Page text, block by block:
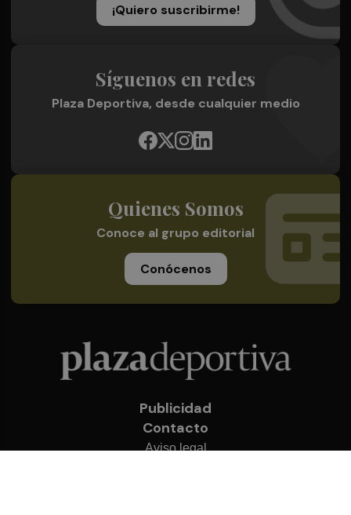
¡Quiero suscribirme!
Síguenos en redes
Plaza Deportiva, desde cualquier medio
Quienes Somos
Conoce al grupo editorial
Conócenos
Publicidad
Contacto
Aviso legal